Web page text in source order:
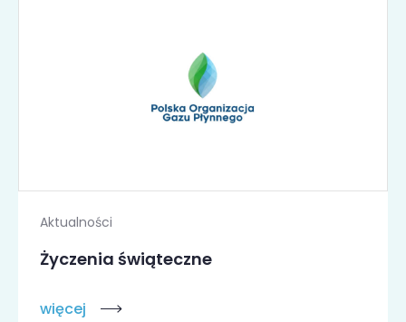
Aktualności
Życzenia świąteczne
więcej